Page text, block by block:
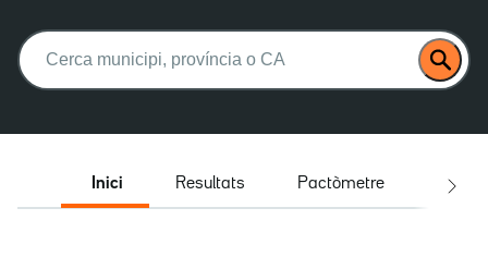
Buscar:
Inici Resultats Pactòmetre